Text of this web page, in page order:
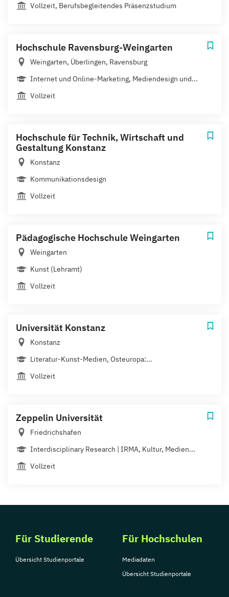
Vollzeit, Berufsbegleitendes Präsenzstudium
Hochschule Ravensburg-Weingarten
Weingarten, Überlingen, Ravensburg
Internet und Online-Marketing, Mediendesign und...
Vollzeit
Hochschule für Technik, Wirtschaft und
Gestaltung Konstanz
Konstanz
Kommunikationsdesign
Vollzeit
Pädagogische Hochschule Weingarten
Weingarten
Kunst (Lehramt)
Vollzeit
Universität Konstanz
Konstanz
Literatur-Kunst-Medien, Osteuropa:...
Vollzeit
Zeppelin Universität
Friedrichshafen
Interdisciplinary Research | IRMA, Kultur, Medien...
Vollzeit
Für Studierende
Übersicht Studienportale
Für Hochschulen
Mediadaten
Übersicht Studienportale